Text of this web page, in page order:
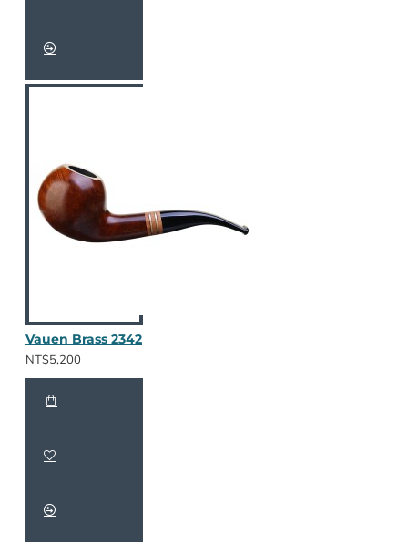
Vauen Brass 2342
NT$5,200